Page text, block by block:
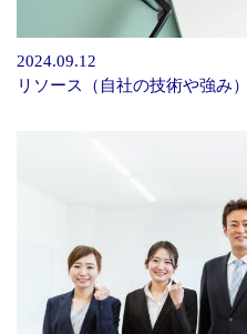
2024.09.12
リソース（自社の技術や強み